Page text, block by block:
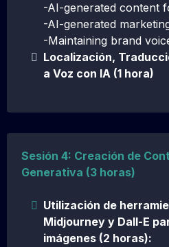
-AI-generated content
-AI-generated
-Maintaining brand
Localización,
a Voz con IA (1 hora)
Sesión 4: Creación de
Generativa (3 horas)
Utilización de
Midjourney y Dall-E
imágenes (2 horas):